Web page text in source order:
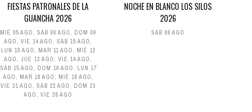
FIESTAS PATRONALES DE LA
GUANCHA 2026
MIÉ 05 AGO, SÁB 08 AGO, DOM 09
AGO,VIE 14 AGO, SÁB 15 AGO,
LUN 10 AGO, MAR 11 AGO, MIÉ 12
AGO, JUE 13 AGO,VIE 14 AGO,
SÁB 15 AGO, DOM 16 AGO, LUN 17
AGO, MAR 18 AGO, MIÉ 19 AGO,
VIE 21 AGO, SÁB 22 AGO, DOM 23
AGO,VIE 28 AGO
NOCHE EN BLANCO LOS SILOS
2026
SÁB 08 AGO